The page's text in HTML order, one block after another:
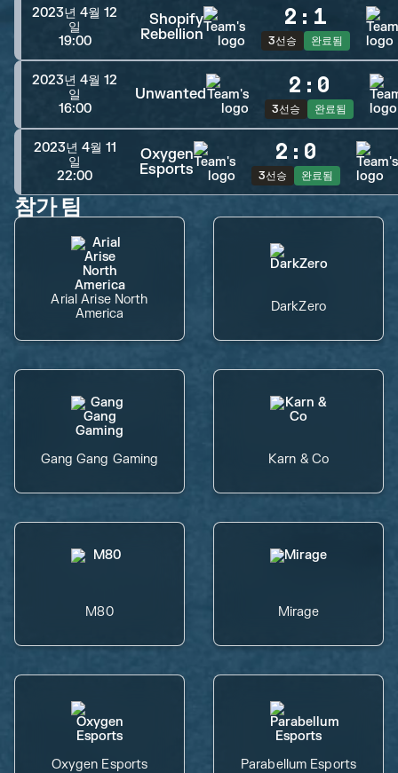
2023년 4월 12
일
19:00
Shopify
Rebellion
2 : 1
3선승 완료됨
2023년 4월 12
일
16:00
Unwanted 2 : 0
3선승 완료됨
2023년 4월 11
일
22:00
Oxygen
Esports
2 : 0
3선승 완료됨
참가 팀
Arial Arise North
America
DarkZero
Gang Gang Gaming Karn & Co
M80 Mirage
Oxygen Esports Parabellum Esports